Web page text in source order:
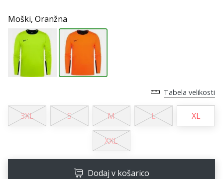
splača…
25. 11. 2024
•
2 min. branja
ambasador/ka
naše
rokometne
Si
Moški, Oranžna
Tabela velikosti
3XL S M L XL
XXL
Dodaj v košarico